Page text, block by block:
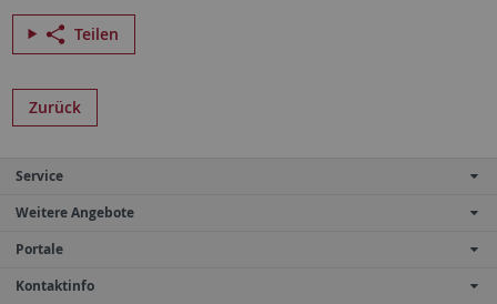
Teilen
Zurück
Service
Weitere Angebote
Portale
Kontaktinfo